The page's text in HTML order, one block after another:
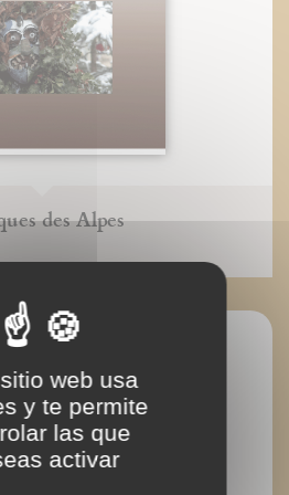
des Alpes
web usa
y te permite
las que
activar